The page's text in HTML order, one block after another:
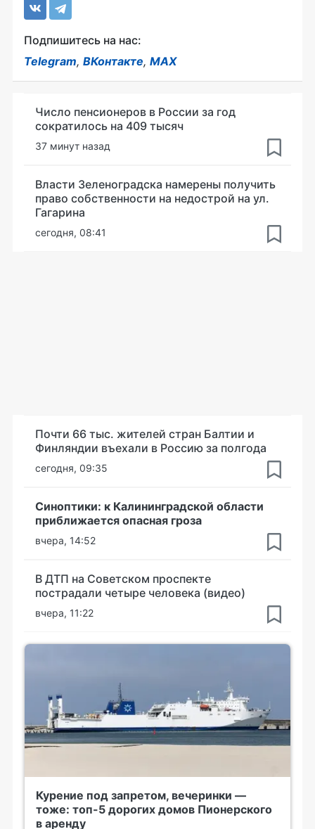
Подпишитесь на нас:
Telegram, ВКонтакте, MAX
Число пенсионеров в России за год
сократилось на 409 тысяч
37 минут назад
Власти Зеленоградска намерены получить
право собственности на недострой на ул.
Гагарина
сегодня, 08:41
Почти 66 тыс. жителей стран Балтии и
Финляндии въехали в Россию за полгода
сегодня, 09:35
Синоптики: к Калининградской области
приближается опасная гроза
вчера, 14:52
В ДТП на Советском проспекте
пострадали четыре человека (видео)
вчера, 11:22
Курение под запретом, вечеринки —
тоже: топ-5 дорогих домов Пионерского
в аренду